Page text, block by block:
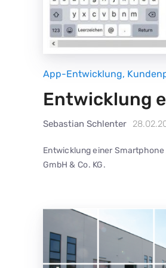
App-Entwicklung,
Entwicklung
Sebastian Schlenter
Entwicklung einer
GmbH & Co. KG.